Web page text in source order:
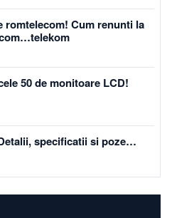
romtelecom! Cum renunti la
50 de monitoare LCD!
specificatii si poze…